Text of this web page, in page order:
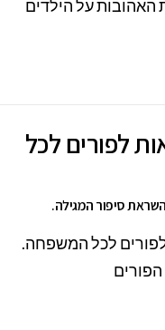
האהובות על הילדים
לפורים לכל
סיפור המגילה.
לפורים לכל המשפחה.
הפורים